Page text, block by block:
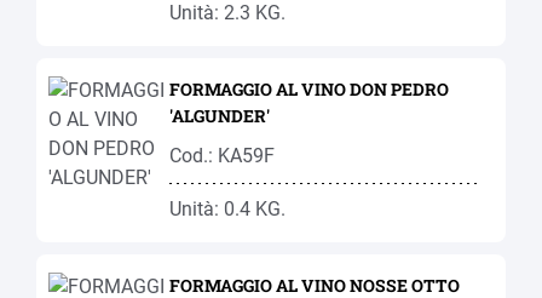
Unità: 2.3 KG.
FORMAGGIO AL VINO DON PEDRO
'ALGUNDER'
Cod.: KA59F
Unità: 0.4 KG.
FORMAGGIO AL VINO NOSSE OTTO